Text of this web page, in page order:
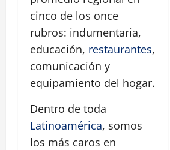
cinco de los once
rubros: indumentaria,
educación, restaurantes,
comunicación y
equipamiento del hogar.
Dentro de toda
Latinoamérica, somos
los más caros en